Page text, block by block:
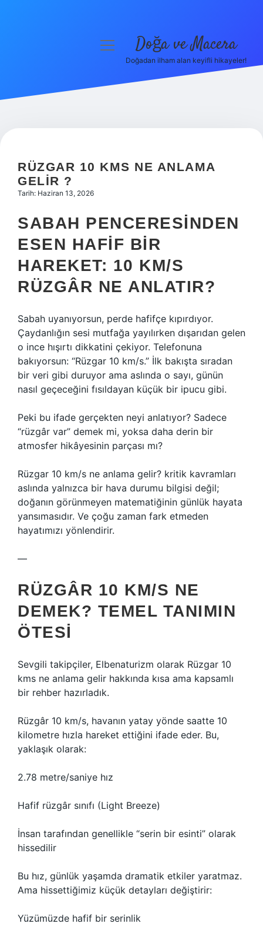
Hakkımızda
menüyü Doğa ve Macera
Doğadan ilham alan keyifli hikayeler!
RÜZGAR 10 KMS NE ANLAMA
GELIR ?
Tarih: Haziran 13, 2026
SABAH PENCERESINDEN
ESEN HAFIF BIR
HAREKET: 10 KM/S
RÜZGÂR NE ANLATIR?
Sabah uyanıyorsun, perde hafifçe kıpırdıyor.
Çaydanlığın sesi mutfağa yayılırken dışarıdan gelen
o ince hışırtı dikkatini çekiyor. Telefonuna
bakıyorsun: “Rüzgar 10 km/s.” İlk bakışta sıradan
bir veri gibi duruyor ama aslında o sayı, günün
nasıl geçeceğini fısıldayan küçük bir ipucu gibi.
Peki bu ifade gerçekten neyi anlatıyor? Sadece
“rüzgâr var” demek mi, yoksa daha derin bir
atmosfer hikâyesinin parçası mı?
Rüzgar 10 km/s ne anlama gelir? kritik kavramları
aslında yalnızca bir hava durumu bilgisi değil;
doğanın görünmeyen matematiğinin günlük hayata
yansımasıdır. Ve çoğu zaman fark etmeden
hayatımızı yönlendirir.
—
RÜZGÂR 10 KM/S NE
DEMEK? TEMEL TANIMIN
ÖTESI
Sevgili takipçiler, Elbenaturizm olarak Rüzgar 10
kms ne anlama gelir hakkında kısa ama kapsamlı
bir rehber hazırladık.
Rüzgâr 10 km/s, havanın yatay yönde saatte 10
kilometre hızla hareket ettiğini ifade eder. Bu,
yaklaşık olarak:
2.78 metre/saniye hız
Hafif rüzgâr sınıfı (Light Breeze)
İnsan tarafından genellikle “serin bir esinti” olarak
hissedilir
Bu hız, günlük yaşamda dramatik etkiler yaratmaz.
Ama hissettiğimiz küçük detayları değiştirir:
Yüzümüzde hafif bir serinlik